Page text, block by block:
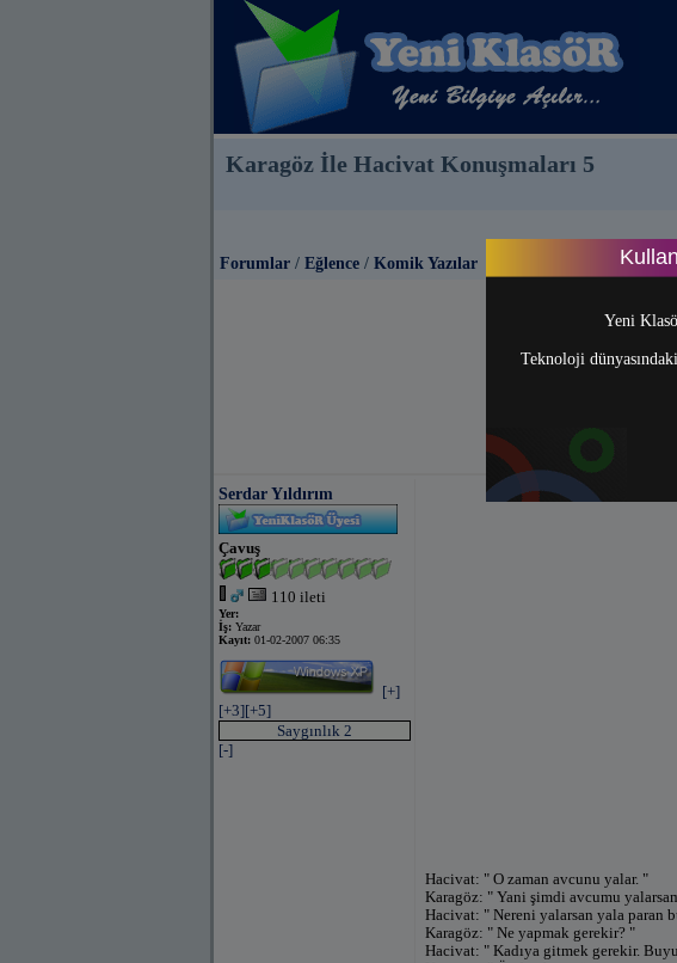
Yeni
Teknoloji
Karagöz İle Hacivat Konuşmaları 5
Forumlar / Eğlence / Komik Yazılar
Serdar Yıldırım
Çavuş
110 ileti
Yer:
İş: Yazar
Kayıt: 01-02-2007 06:35
[+]
[+3][+5]
Saygınlık 2
[-]
Hacivat: " O zaman avcunu yalar. "
Karagöz: " Yani şimdi avcumu
Hacivat: " Nereni yalarsan yala paran
Karagöz: " Ne yapmak gerekir? "
Hacivat: " Kadıya gitmek gerekir.